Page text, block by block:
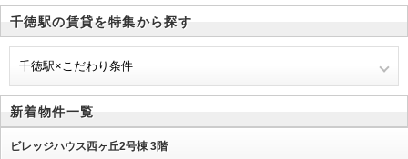
千徳駅の賃貸を特集から探す
千徳駅×こだわり条件
新着物件一覧
ビレッジハウス西ヶ丘2号棟 3階